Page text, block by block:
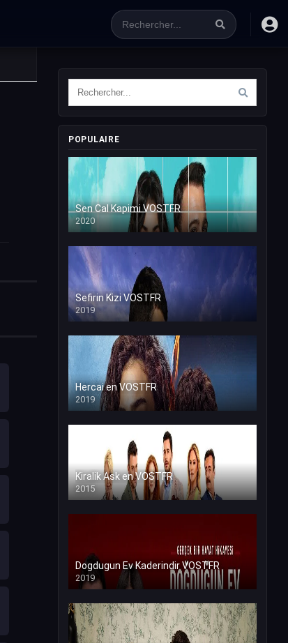
POPULAIRE
Sen Cal Kapimi VOSTFR
2020
Sefirin Kizi VOSTFR
2019
Hercai en VOSTFR
2019
Kiralik Ask en VOSTFR
2015
Dogdugun Ev Kaderindir VOSTFR
2019